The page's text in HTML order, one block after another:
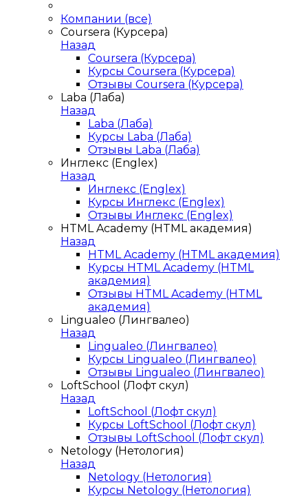
Компании (все)
Coursera (Курсера)
Назад
Coursera (Курсера)
Курсы Coursera (Курсера)
Отзывы Coursera (Курсера)
Laba (Лаба)
Назад
Laba (Лаба)
Курсы Laba (Лаба)
Отзывы Laba (Лаба)
Инглекс (Englex)
Назад
Инглекс (Englex)
Курсы Инглекс (Englex)
Отзывы Инглекс (Englex)
HTML Academy (HTML академия)
Назад
HTML Academy (HTML академия)
Курсы HTML Academy (HTML
академия)
Отзывы HTML Academy (HTML
академия)
Lingualeo (Лингвалео)
Назад
Lingualeo (Лингвалео)
Курсы Lingualeo (Лингвалео)
Отзывы Lingualeo (Лингвалео)
LoftSchool (Лофт скул)
Назад
LoftSchool (Лофт скул)
Курсы LoftSchool (Лофт скул)
Отзывы LoftSchool (Лофт скул)
Netology (Нетология)
Назад
Netology (Нетология)
Курсы Netology (Нетология)